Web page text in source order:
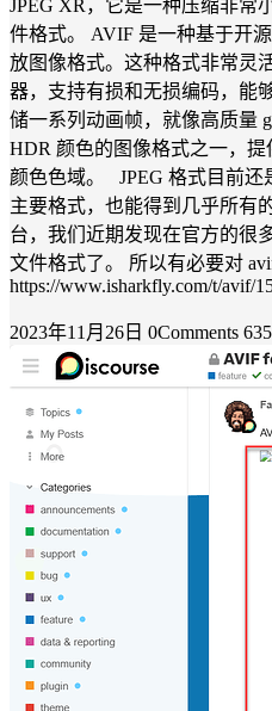
JPEG XR，它是一种压缩非常
件格式。 AVIF 是一种基于开
放图像格式。这种格式非常灵
器，支持有损和无损编码，能
储一系列动画帧，就像高质量
HDR 颜色的图像格式之一，
颜色色域。 JPEG 格式目前还
主要格式，也能得到几乎所有
台，我们近期发现在官方的很
文件格式了。 所以有必要对
https://www.isharkfly.com/t/avif/
2023年11月26日 0Comments